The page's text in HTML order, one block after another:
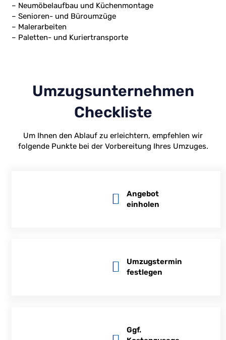
– Neumöbelaufbau und Küchenmontage
– Senioren- und Büroumzüge
– Malerarbeiten
– Paletten- und Kuriertransporte
Umzugsunternehmen
Checkliste
Um Ihnen den Ablauf zu erleichtern, empfehlen wir
folgende Punkte bei der Vorbereitung Ihres Umzuges.
Angebot
einholen
Umzugstermin
festlegen
Ggf.